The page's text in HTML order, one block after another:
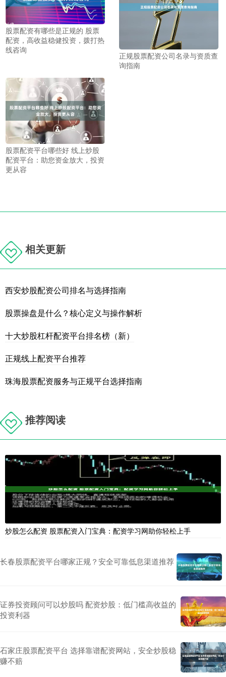
股票配资有哪些是正规的 股票
配资，高收益稳健投资，拨打热
线咨询
正规股票配资公司名录与资质查
询指南
股票配资平台哪些好 线上炒股
配资平台：助您资金放大，投资
更从容
相关更新
西安炒股配资公司排名与选择指南
股票操盘是什么？核心定义与操作解析
十大炒股杠杆配资平台排名榜（新）
正规线上配资平台推荐
珠海股票配资服务与正规平台选择指南
推荐阅读
炒股怎么配资 股票配资入门宝典：配资学习网助你轻松上手
长春股票配资平台哪家正规？安全可靠低息渠道推荐
证券投资顾问可以炒股吗 配资炒股：低门槛高收益的
投资利器
石家庄股票配资平台 选择靠谱配资网站，安全炒股稳
赚不赔